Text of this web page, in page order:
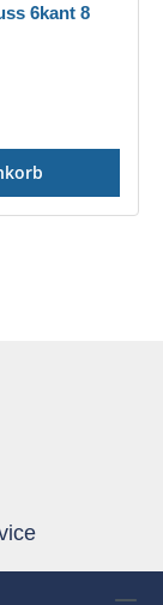
6kant 8